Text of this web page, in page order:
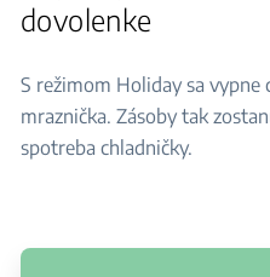
dovolenke
S režimom Holiday sa vypne
mraznička. Zásoby tak
spotreba chladničky.